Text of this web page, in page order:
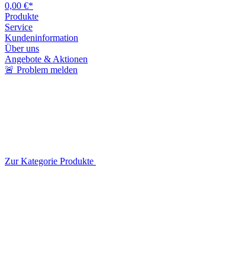
0,00 €*
Produkte
Service
Kundeninformation
Über uns
Angebote & Aktionen
🚨 Problem melden
Zur Kategorie Produkte